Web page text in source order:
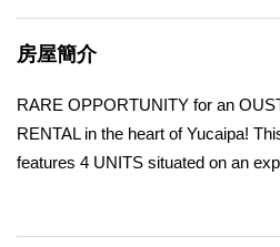
房屋簡介
RARE OPPORTUNITY for an
RENTAL in the heart of Yucaipa!
features 4 UNITS situated on an